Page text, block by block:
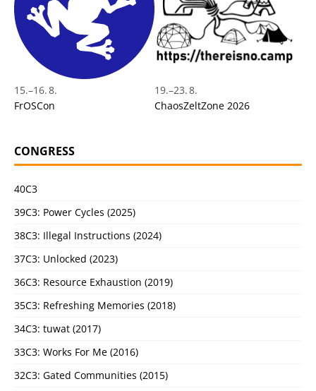
15.–16. 8.
FrOSCon
19.–23. 8.
ChaosZeltZone 2026
CONGRESS
40C3
39C3: Power Cycles (2025)
38C3: Illegal Instructions (2024)
37C3: Unlocked (2023)
36C3: Resource Exhaustion (2019)
35C3: Refreshing Memories (2018)
34C3: tuwat (2017)
33C3: Works For Me (2016)
32C3: Gated Communities (2015)